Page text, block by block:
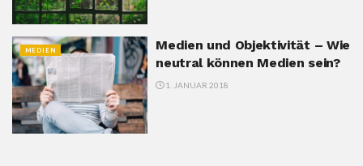
MEDIEN
Medien und Objektivität – Wie
neutral können Medien sein?
1. JANUAR 2018